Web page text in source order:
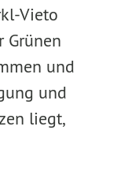
Vieto
Grünen
und
und
liegt,